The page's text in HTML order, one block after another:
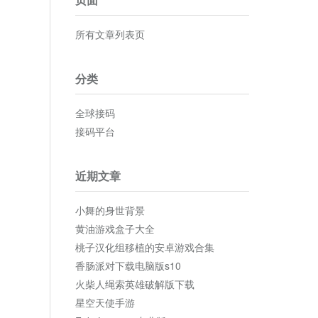
所有文章列表页
分类
全球接码
接码平台
近期文章
小舞的身世背景
黄油游戏盒子大全
桃子汉化组移植的安卓游戏合集
香肠派对下载电脑版s10
火柴人绳索英雄破解版下载
星空天使手游